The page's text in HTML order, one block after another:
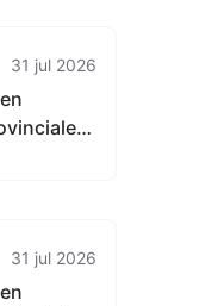
31 jul 2026
31 jul 2026